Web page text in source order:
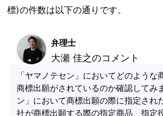
標)の件数は以下の通りです。
弁理士
大瀬 佳之のコメント
「ヤマノテセン」においてどのような
商標出願がされているのか確認してみ
ン」において商標出願の際に指定され
社が商標出願する際の指定商品、指定